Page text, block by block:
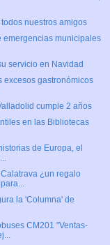
nuestros amigos
emergencias municipales
servicio en Navidad
excesos gastronómicos
cumple 2 años
en las Bibliotecas
de Europa, el
¿un regalo
la 'Columna' de
CM201 "Ventas-